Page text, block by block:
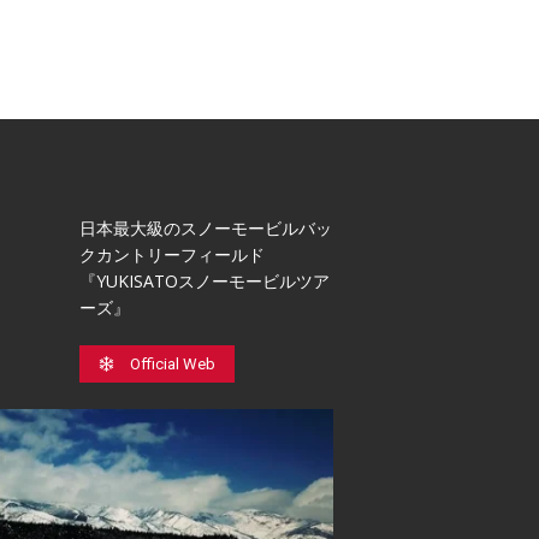
日本最⼤級のスノーモービルバッ
クカントリーフィールド
『YUKISATOスノーモービルツア
ーズ』
Official Web